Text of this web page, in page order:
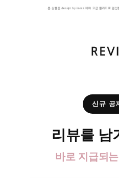
신규 공
리뷰를 남
바로 지급되